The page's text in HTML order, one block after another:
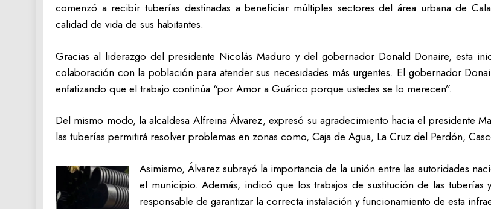
comenzó a recibir tuberías destinadas a beneficiar múltiples sectores del área urbana de
calidad de vida de sus habitantes.
Gracias al liderazgo del presidente Nicolás Maduro y del gobernador Donald Donaire, esta
colaboración con la población para atender sus necesidades más urgentes. El gobernador
enfatizando que el trabajo continúa “por Amor a Guárico porque ustedes se lo merecen”.
Del mismo modo, la alcaldesa Alfreina Álvarez, expresó su agradecimiento hacia el presidente
las tuberías permitirá resolver problemas en zonas como, Caja de Agua, La Cruz del Perdón,
Asimismo, Álvarez subrayó la importancia de la unión entre las autoridades
el municipio. Además, indicó que los trabajos de sustitución de las
responsable de garantizar la correcta instalación y funcionamiento de esta